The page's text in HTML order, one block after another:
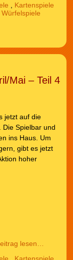
Kartenspiele
Würfelspiele
Mai – Teil 4
jetzt auf die
Die Spielbar und
ins Haus. Um
gibt es jetzt
hoher
lesen…